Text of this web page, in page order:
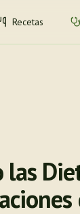
Recetas